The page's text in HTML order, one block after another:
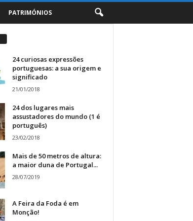
PATRIMÓNIOS
24 curiosas expressões
portuguesas: a sua origem e
significado
21/01/2018
24 dos lugares mais
assustadores do mundo (1 é
português)
23/02/2018
Mais de 50 metros de altura:
a maior duna de Portugal...
28/07/2019
A Feira da Foda é em
Monção!